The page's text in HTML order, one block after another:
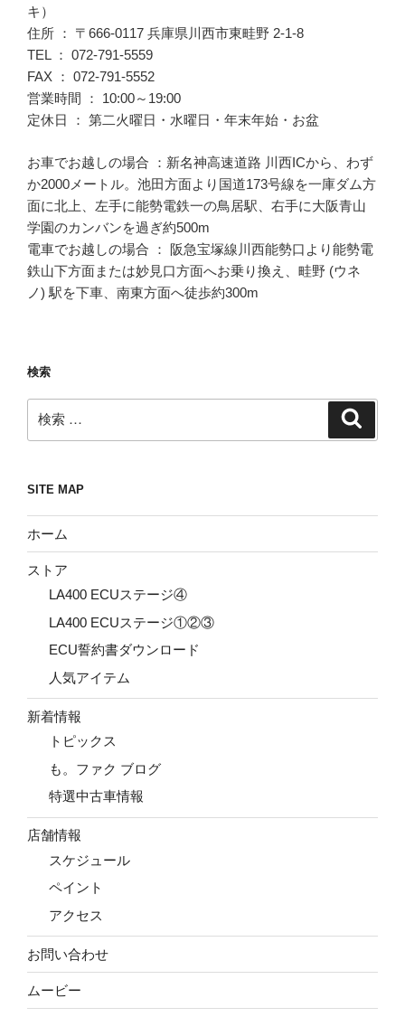
キ）
住所 ： 〒666-0117 兵庫県川西市東畦野 2-1-8
TEL ： 072-791-5559
FAX ： 072-791-5552
営業時間 ： 10:00～19:00
定休日 ： 第二火曜日・水曜日・年末年始・お盆
お車でお越しの場合 ：新名神高速道路 川西ICから、わず
か2000メートル。池田方面より国道173号線を一庫ダム方
面に北上、左手に能勢電鉄一の鳥居駅、右手に大阪青山
学園のカンバンを過ぎ約500m
電車でお越しの場合 ： 阪急宝塚線川西能勢口より能勢電
鉄山下方面または妙見口方面へお乗り換え、畦野 (ウネ
ノ) 駅を下車、南東方面へ徒歩約300m
検索
索:
SITE MAP
ホーム
ストア
LA400 ECUステージ④
LA400 ECUステージ①②③
ECU誓約書ダウンロード
人気アイテム
新着情報
トピックス
も。ファク ブログ
特選中古車情報
店舗情報
スケジュール
ペイント
アクセス
お問い合わせ
ムービー